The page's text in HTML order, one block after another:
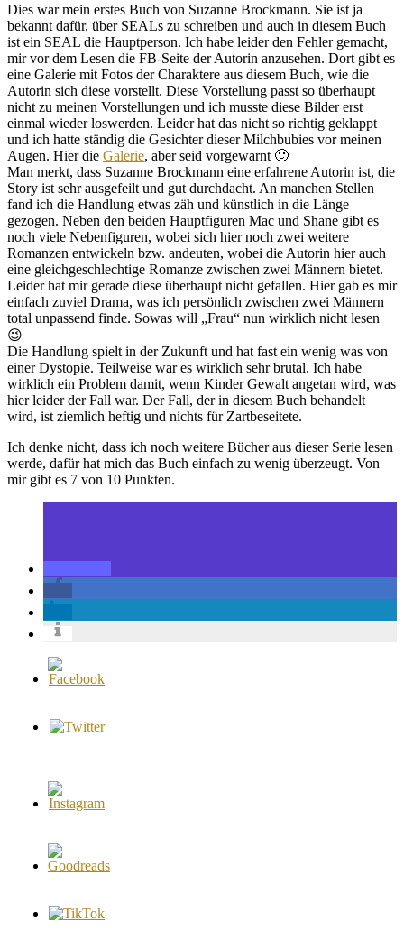
Dies war mein erstes Buch von Suzanne Brockmann. Sie ist ja
bekannt dafür, über SEALs zu schreiben und auch in diesem Buch
ist ein SEAL die Hauptperson. Ich habe leider den Fehler gemacht,
mir vor dem Lesen die FB-Seite der Autorin anzusehen. Dort gibt es
eine Galerie mit Fotos der Charaktere aus diesem Buch, wie die
Autorin sich diese vorstellt. Diese Vorstellung passt so überhaupt
nicht zu meinen Vorstellungen und ich musste diese Bilder erst
einmal wieder loswerden. Leider hat das nicht so richtig geklappt
und ich hatte ständig die Gesichter dieser Milchbubies vor meinen
Augen. Hier die Galerie, aber seid vorgewarnt 🙂
Man merkt, dass Suzanne Brockmann eine erfahrene Autorin ist, die
Story ist sehr ausgefeilt und gut durchdacht. An manchen Stellen
fand ich die Handlung etwas zäh und künstlich in die Länge
gezogen. Neben den beiden Hauptfiguren Mac und Shane gibt es
noch viele Nebenfiguren, wobei sich hier noch zwei weitere
Romanzen entwickeln bzw. andeuten, wobei die Autorin hier auch
eine gleichgeschlechtige Romanze zwischen zwei Männern bietet.
Leider hat mir gerade diese überhaupt nicht gefallen. Hier gab es mir
einfach zuviel Drama, was ich persönlich zwischen zwei Männern
total unpassend finde. Sowas will „Frau“ nun wirklich nicht lesen
😉
Die Handlung spielt in der Zukunft und hat fast ein wenig was von
einer Dystopie. Teilweise war es wirklich sehr brutal. Ich habe
wirklich ein Problem damit, wenn Kinder Gewalt angetan wird, was
hier leider der Fall war. Der Fall, der in diesem Buch behandelt
wird, ist ziemlich heftig und nichts für Zartbeseitete.
Ich denke nicht, dass ich noch weitere Bücher aus dieser Serie lesen
werde, dafür hat mich das Buch einfach zu wenig überzeugt. Von
mir gibt es 7 von 10 Punkten.